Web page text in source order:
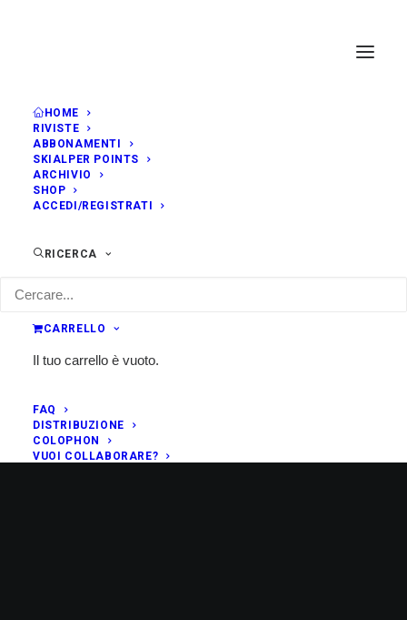
HOME
RIVISTE
ABBONAMENTI
SKIALPER POINTS
ARCHIVIO
SHOP
ACCEDI/REGISTRATI
RICERCA
CARRELLO
Il tuo carrello è vuoto.
FAQ
DISTRIBUZIONE
COLOPHON
VUOI COLLABORARE?